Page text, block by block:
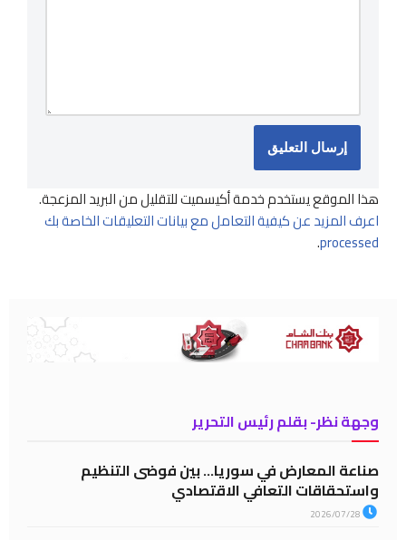
هذا الموقع يستخدم خدمة أكيسميت للتقليل من البريد المزعجة.
اعرف المزيد عن كيفية التعامل مع بيانات التعليقات الخاصة بك
processed
.
وجهة نظر- بقلم رئيس التحرير
صناعة المعارض في سوريا… بين فوضى التنظيم
واستحقاقات التعافي الاقتصادي